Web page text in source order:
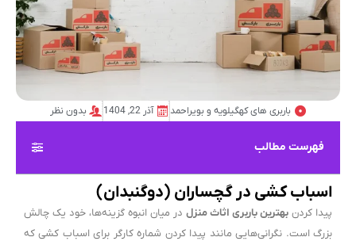
باربری های کهگیلویه و بویراحمد آذر 22, 1404 بدون نظر
فهرست مطالب
اسباب کشی در گچساران (دوگنبدان)
پیدا کردن بهترین باربری اثاث منزل در میان انبوه گزینه‌ها، خود یک چالش
بزرگ است. نگرانی‌هایی مانند پیدا کردن شماره کارگر برای اسباب کشی که